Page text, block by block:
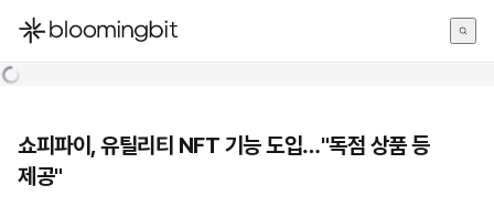
한국어
쇼피파이, 유틸리티 NFT 기능 도입…"독점 상품 등
제공"